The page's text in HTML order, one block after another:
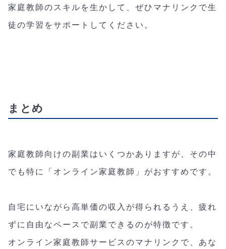
家庭教師のスキルを生かして、ぜひマナリンクで生
徒の学習をサポートしてください。
まとめ
家庭教師向けの副業はいくつかありますが、その中
でも特に「オンライン家庭教師」がおすすめです。
自宅にいながら高単価の収入が得られるうえ、疲れ
ずに自由なペースで副業できるのが特徴です。
オンライン家庭教師サービスのマナリンクで、あな